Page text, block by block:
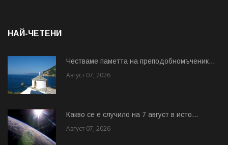
НАЙ-ЧЕТЕНИ
Честваме паметта на преподобномъченик...
Август 07, 2026
Какво се е случило на 7 август в исто...
Август 07, 2026